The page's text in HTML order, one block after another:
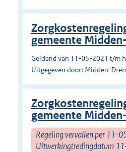
gemeente
Geldend van 11-05-2021 t/m
Uitgegeven door: Midden-
gemeente
Regeling vervallen per 11-
Uitwerkingtredingdatum